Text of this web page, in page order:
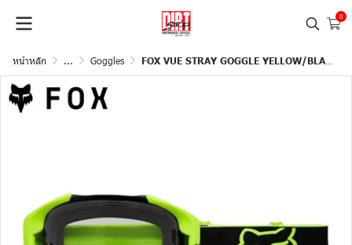
0
หน้าหลัก ... Goggles FOX VUE STRAY GOGGLE YELLOW/BLACK